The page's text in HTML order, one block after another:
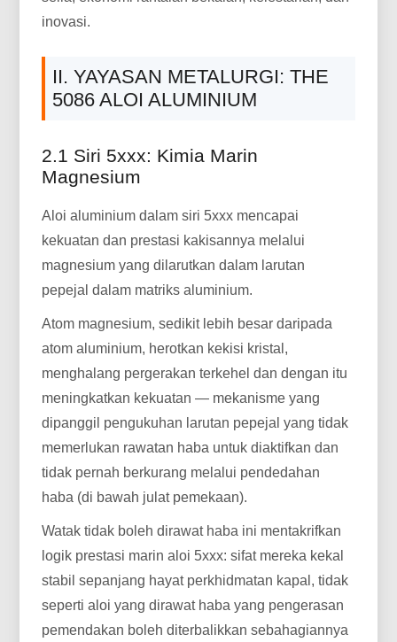
inovasi.
II. YAYASAN METALURGI: THE
5086 ALOI ALUMINIUM
2.1 Siri 5xxx: Kimia Marin
Magnesium
Aloi aluminium dalam siri 5xxx mencapai
kekuatan dan prestasi kakisannya melalui
magnesium yang dilarutkan dalam larutan
pepejal dalam matriks aluminium.
Atom magnesium, sedikit lebih besar daripada
atom aluminium, herotkan kekisi kristal,
menghalang pergerakan terkehel dan dengan itu
meningkatkan kekuatan — mekanisme yang
dipanggil pengukuhan larutan pepejal yang tidak
memerlukan rawatan haba untuk diaktifkan dan
tidak pernah berkurang melalui pendedahan
haba (di bawah julat pemekaan).
Watak tidak boleh dirawat haba ini mentakrifkan
logik prestasi marin aloi 5xxx: sifat mereka kekal
stabil sepanjang hayat perkhidmatan kapal, tidak
seperti aloi yang dirawat haba yang pengerasan
pemendakan boleh diterbalikkan sebahagiannya